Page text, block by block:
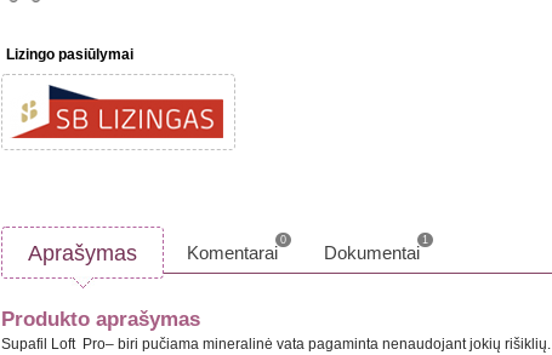
Lizingo pasiūlymai
Aprašymas Komentarai
0
Dokumentai
1
Produkto aprašymas
Supafil Loft Pro– biri pučiama mineralinė vata pagaminta nenaudojant jokių rišiklių.